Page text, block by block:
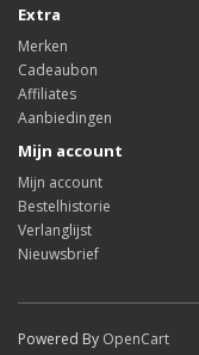
Extra
Merken
Cadeaubon
Affiliates
Aanbiedingen
Mijn account
Mijn account
Bestelhistorie
Verlanglijst
Nieuwsbrief
Powered By OpenCart